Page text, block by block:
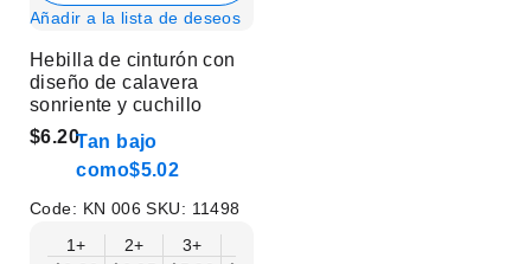
Añadir a la lista de deseos
Hebilla de cinturón con
diseño de calavera
sonriente y cuchillo
$6.20Tan bajo
como$5.02
Code: KN 006SKU: 11498
1+
2+
3+